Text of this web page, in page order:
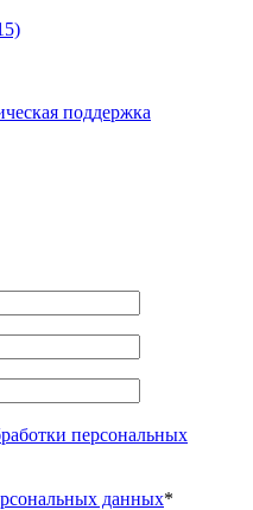
поддержка
персональных
данных*